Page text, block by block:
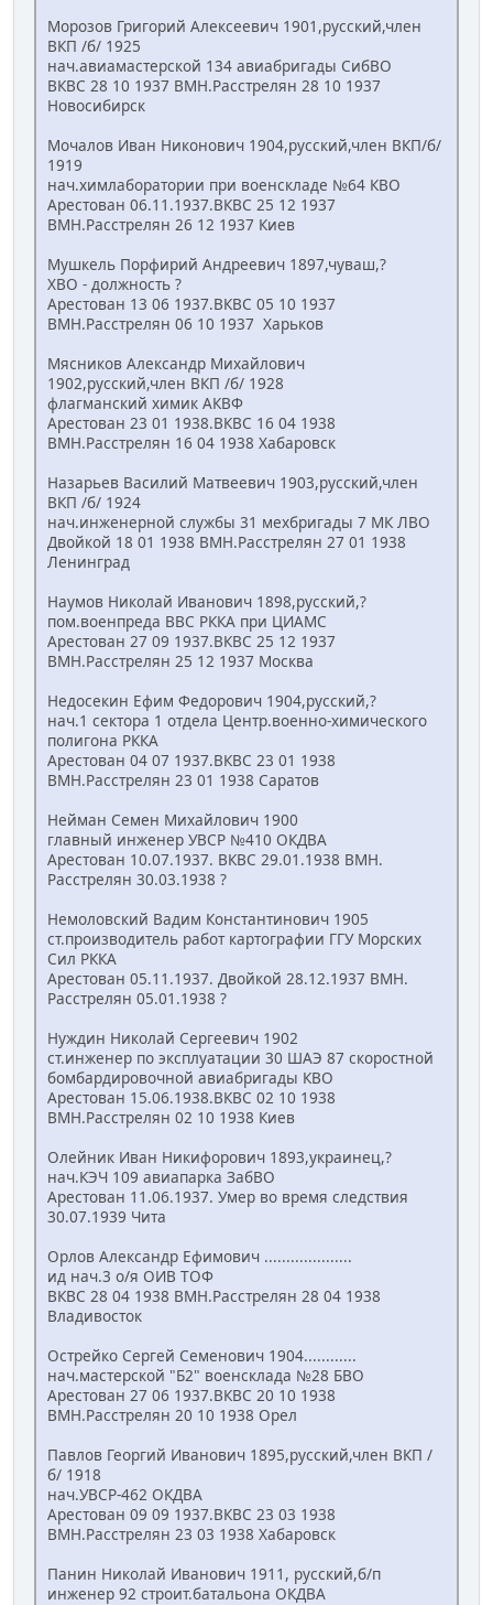
Морозов Григорий Алексеевич 1901,русский,член
ВКП /б/ 1925
нач.авиамастерской 134 авиабригады СибВО
ВКВС 28 10 1937 ВМН.Расстрелян 28 10 1937
Новосибирск
Мочалов Иван Никонович 1904,русский,член ВКП/б/
1919
нач.химлаборатории при военскладе №64 КВО
Арестован 06.11.1937.ВКВС 25 12 1937
ВМН.Расстрелян 26 12 1937 Киев
Мушкель Порфирий Андреевич 1897,чуваш,?
ХВО - должность ?
Арестован 13 06 1937.ВКВС 05 10 1937
ВМН.Расстрелян 06 10 1937 Харьков
Мясников Александр Михайлович
1902,русский,член ВКП /б/ 1928
флагманский химик АКВФ
Арестован 23 01 1938.ВКВС 16 04 1938
ВМН.Расстрелян 16 04 1938 Хабаровск
Назарьев Василий Матвеевич 1903,русский,член
ВКП /б/ 1924
нач.инженерной службы 31 мехбригады 7 МК ЛВО
Двойкой 18 01 1938 ВМН.Расстрелян 27 01 1938
Ленинград
Наумов Николай Иванович 1898,русский,?
пом.военпреда ВВС РККА при ЦИАМС
Арестован 27 09 1937.ВКВС 25 12 1937
ВМН.Расстрелян 25 12 1937 Москва
Недосекин Ефим Федорович 1904,русский,?
нач.1 сектора 1 отдела Центр.военно-химического
полигона РККА
Арестован 04 07 1937.ВКВС 23 01 1938
ВМН.Расстрелян 23 01 1938 Саратов
Нейман Семен Михайлович 1900
главный инженер УВСР №410 ОКДВА
Арестован 10.07.1937. ВКВС 29.01.1938 ВМН.
Расстрелян 30.03.1938 ?
Немоловский Вадим Константинович 1905
ст.производитель работ картографии ГГУ Морских
Сил РККА
Арестован 05.11.1937. Двойкой 28.12.1937 ВМН.
Расстрелян 05.01.1938 ?
Нуждин Николай Сергеевич 1902
ст.инженер по эксплуатации 30 ШАЭ 87 скоростной
бомбардировочной авиабригады КВО
Арестован 15.06.1938.ВКВС 02 10 1938
ВМН.Расстрелян 02 10 1938 Киев
Олейник Иван Никифорович 1893,украинец,?
нач.КЭЧ 109 авиапарка ЗабВО
Арестован 11.06.1937. Умер во время следствия
30.07.1939 Чита
Орлов Александр Ефимович ....................
ид нач.3 о/я ОИВ ТОФ
ВКВС 28 04 1938 ВМН.Расстрелян 28 04 1938
Владивосток
Острейко Сергей Семенович 1904............
нач.мастерской "Б2" военсклада №28 БВО
Арестован 27 06 1937.ВКВС 20 10 1938
ВМН.Расстрелян 20 10 1938 Орел
Павлов Георгий Иванович 1895,русский,член ВКП /
б/ 1918
нач.УВСР-462 ОКДВА
Арестован 09 09 1937.ВКВС 23 03 1938
ВМН.Расстрелян 23 03 1938 Хабаровск
Панин Николай Иванович 1911, русский,б/п
инженер 92 строит.батальона ОКДВА